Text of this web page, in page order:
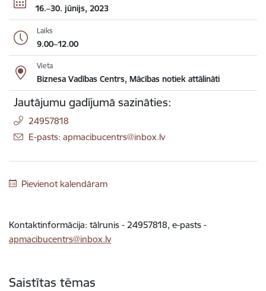
16.–30. jūnijs, 2023
Laiks
9.00–12.00
Vieta
Biznesa Vadības Centrs, Mācības notiek attālināti
Jautājumu gadījumā sazināties:
24957818
E-pasts: apmacibucentrs@inbox.lv
Pievienot kalendāram
Kontaktinformācija: tālrunis - 24957818, e-pasts -
apmacibucentrs@inbox.lv
Saistītas tēmas